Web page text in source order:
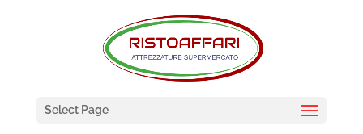
Select Page